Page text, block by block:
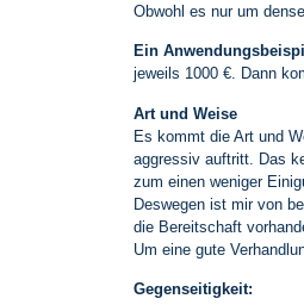
Obwohl es nur um
Ein
jeweils 1000 €. Dann
Art und Weise
Es kommt die Art und
aggressiv auftritt. Das
zum einen weniger
Deswegen ist mir von
die Bereitschaft
Um eine gute
Gegenseitigkeit: